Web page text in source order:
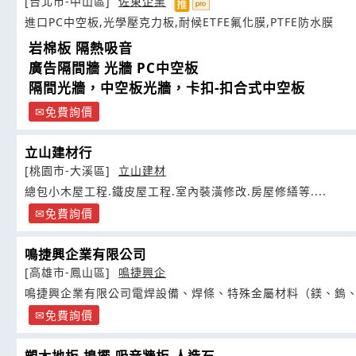
進口PC中空板,光學壓克力板,耐候ETFE氟化膜,PTFE防水膜
岩棉板 隔熱吸音
廣告隔間牆 光牆 PC中空板
隔間光牆，中空板光牆，卡扣-扣合式中空板
免費詢價
立山建材行
[桃園市-大溪區]
立山建材
總包小木屋工程.鐵皮屋工程.室內裝潢修改.房屋修繕等....
免費詢價
鳴捷興企業有限公司
[高雄市-鳳山區]
鳴捷興企
鳴捷興企業有限公司電焊設備、焊條、特殊金屬材料（鎂、鎢
免費詢價